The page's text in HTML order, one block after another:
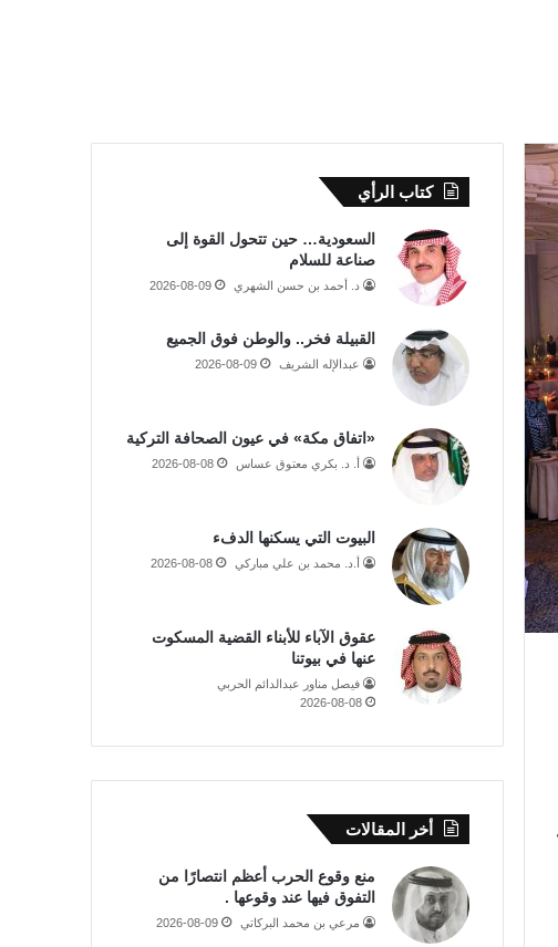
كتاب الرأي
السعودية… حين تتحول القوة إلى
صناعة للسلام
د. أحمد بن حسن الشهري 2026-08-09
القبيلة فخر.. والوطن فوق الجميع
عبدالإله الشريف 2026-08-09
«اتفاق مكة» في عيون الصحافة التركية
أ. د. بكري معتوق عساس 2026-08-08
البيوت التي يسكنها الدفء
أ.د. محمد بن علي مباركي 2026-08-08
عقوق الآباء للأبناء القضية المسكوت
عنها في بيوتنا
فيصل مناور عبدالدائم الحربي
2026-08-08
أخر المقالات
منع وقوع الحرب أعظم انتصارًا من
التفوق فيها عند وقوعها .
مرعي بن محمد البركاتي 2026-08-09